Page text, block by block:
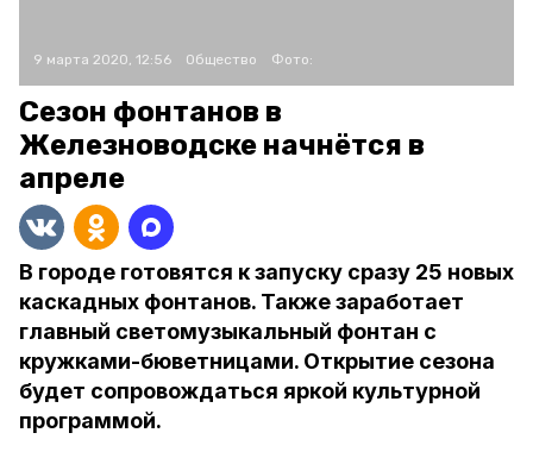
9 марта 2020, 12:56 Общество Фото:
Сезон фонтанов в
Железноводске начнётся в
апреле
В городе готовятся к запуску сразу 25 новых
каскадных фонтанов. Также заработает
главный светомузыкальный фонтан с
кружками-бюветницами. Открытие сезона
будет сопровождаться яркой культурной
программой.